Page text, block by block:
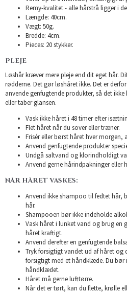
Remy-kvalitet - alle hårstrå ligger i
Længde: 40cm.
Vægt: 50g.
Bredde: 4cm.
Pieces: 20 stykker.
PLEJE
Løshår kræver mere pleje end dit eget hår.
rødderne. Det gør løshåret ikke. Det er
anvende genfugtende produkter, så det
eller taber glansen.
Vask ikke håret i 48 timer efter
Flet håret når du sover eller træner.
Frisér eller børst håret hver morgen,
Anvend genfugtende produkter
Undgå saltvand og klorindholdigt
Anvend gerne hårindpakninger eller
NÅR HÅRET VASKES:
Anvend ikke shampoo til fedtet hår,
hår.
Shampooen bør ikke indeholde
Vask håret i lunket vand og brug en
håret kraftigt.
Anvend derefter en genfugtende
Tryk forsigtigt vandet ud af håret og
forsigtigt med et håndklæde. Du bør
håndklædet.
Håret må gerne lufttørre.
Når det er tørt, kan du flette, krølle